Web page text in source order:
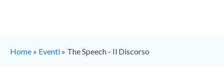
Home » Eventi » The Speech - Il Discorso